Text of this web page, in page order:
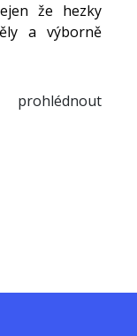
že hezky
a výborně